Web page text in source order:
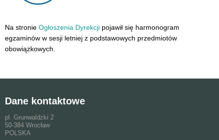
Na stronie Ogłoszenia Dyrekcji pojawił się harmonogram
egzaminów w sesji letniej z podstawowych przedmiotów
obowiązkowych.
Dane kontaktowe
pl. Grunwaldzki 2
50-384 Wrocław
POLSKA